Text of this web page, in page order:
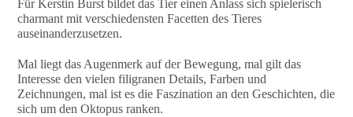
Für Kerstin Burst bildet das Tier einen Anlass sich spielerisch
charmant mit verschiedensten Facetten des Tieres
auseinanderzusetzen.
Mal liegt das Augenmerk auf der Bewegung, mal gilt das
Interesse den vielen filigranen Details, Farben und
Zeichnungen, mal ist es die Faszination an den Geschichten, die
sich um den Oktopus ranken.